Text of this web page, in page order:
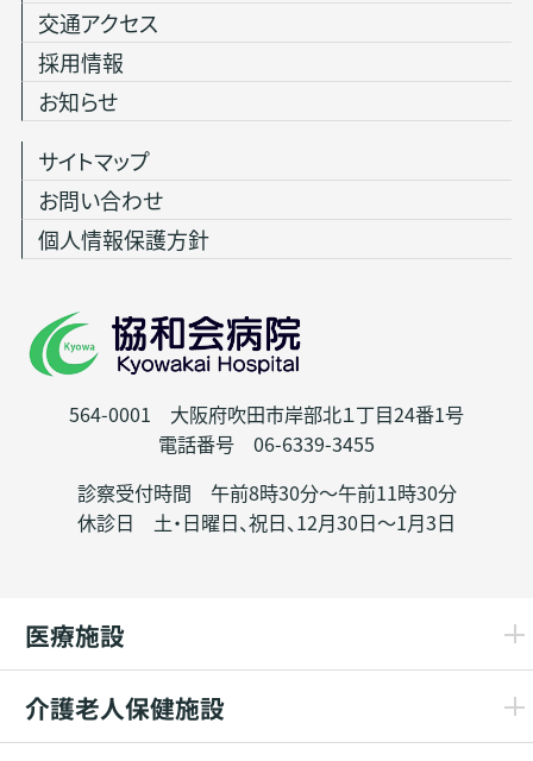
564-0001 大阪府吹田市岸部北１丁目24番1号
電話番号 06-6339-3455
診察受付時間 午前8時30分～午前11時30分
休診日 土・日曜日、祝日、12月30日～1月3日
交通アクセス
採用情報
お知らせ
サイトマップ
お問い合わせ
個人情報保護方針
医療施設
介護老人保健施設